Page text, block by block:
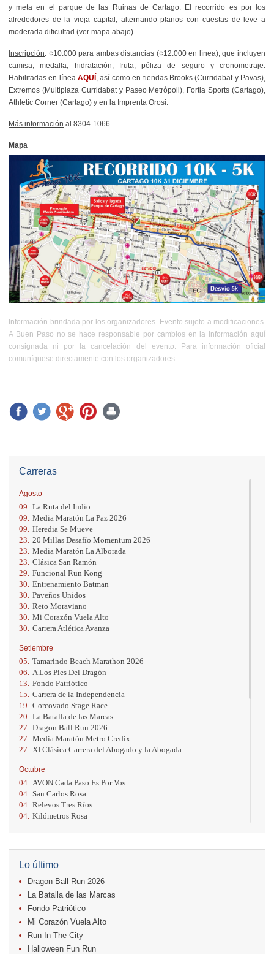
Carreras
Agosto
09. La Ruta del Indio
09. Media Maratón La Paz 2026
09. Heredia Se Mueve
23. 20 Millas Desafío Momentum 2026
23. Media Maratón La Alborada
23. Clásica San Ramón
29. Funcional Run Kong
30. Entrenamiento Batman
30. Paveños Unidos
30. Reto Moraviano
30. Mi Corazón Vuela Alto
30. Carrera Atlética Avanza
Setiembre
05. Tamarindo Beach Marathon 2026
06.
A Los Pies Del Dragón
13. Fondo Patriótico
15. Carrera de la Independencia
19. Corcovado Stage Race
20. La Batalla de las Marcas
27. Dragon Ball Run 2026
27. Media Maratón Metro Credix
27.
XI Clásica Carrera del Abogado y la Abogada
Octubre
04. AVON Cada Paso Es Por Vos
04. San Carlos Rosa
04. Relevos Tres Ríos
04. Kilómetros Rosa
18. Casa Turire Trail Run
18.
Warriors Run Circuit
18. Samsung Jacó Beach Half Marathon 2026
25. KRun by Under Armour
25. Run Alajuela
31.
Halloween Fun Run
Noviembre
08. Lindora Run
15. Entre Pan y Rosas
Lo último
Dragon Ball Run 2026
La Batalla de las Marcas
Fondo Patriótico
Mi Corazón Vuela Alto
Run In The City
Halloween Fun Run
y meta en el parque de las Ruinas de Cartago. El recorrido es por los
alrededores de la vieja capital, alternando planos con cuestas de leve a
moderada dificultad (ver mapa abajo).
Inscripción: ¢10.000 para ambas distancias (¢12.000 en línea), que incluyen
camisa, medalla, hidratación, fruta, póliza de seguro y cronometraje.
Habilitadas en líneaAQUÍ , así como en tiendas Brooks (Curridabat y Pavas),
Extremos (Multiplaza Curridabat y Paseo Metrópoli), Fortia Sports (Cartago),
Athletic Corner (Cartago) y en la Imprenta Orosi.
Más información al 8304-1066.
Mapa
Información brindada por los organizadores. Evento sujeto a modificaciones.
A Buen Paso no se hace responsable por cambios en la información aquí
consignada ni por la cancelación del evento. Para información oficial
comuníquese directamente con los organizadores.